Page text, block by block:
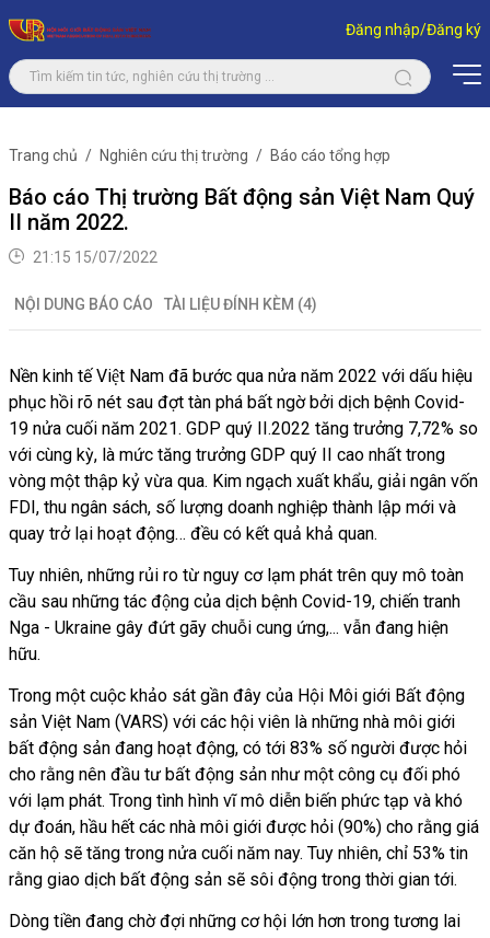
Đăng nhập/Đăng ký
Trang chủ Nghiên cứu thị trường Báo cáo tổng hợp
Báo cáo Thị trường Bất động sản Việt Nam Quý
II năm 2022.
21:15 15/07/2022
NỘI DUNG BÁO CÁO TÀI LIỆU ĐÍNH KÈM (4)
Nền kinh tế Việt Nam đã bước qua nửa năm 2022 với dấu hiệu
phục hồi rõ nét sau đợt tàn phá bất ngờ bởi dịch bệnh Covid-
19 nửa cuối năm 2021. GDP quý II.2022 tăng trưởng 7,72% so
với cùng kỳ, là mức tăng trưởng GDP quý II cao nhất trong
vòng một thập kỷ vừa qua. Kim ngạch xuất khẩu, giải ngân vốn
FDI, thu ngân sách, số lượng doanh nghiệp thành lập mới và
quay trở lại hoạt động… đều có kết quả khả quan.
Tuy nhiên, những rủi ro từ nguy cơ lạm phát trên quy mô toàn
cầu sau những tác động của dịch bệnh Covid-19, chiến tranh
Nga - Ukraine gây đứt gãy chuỗi cung ứng,... vẫn đang hiện
hữu.
Trong một cuộc khảo sát gần đây của Hội Môi giới Bất động
sản Việt Nam (VARS) với các hội viên là những nhà môi giới
bất động sản đang hoạt động, có tới 83% số người được hỏi
cho rằng nên đầu tư bất động sản như một công cụ đối phó
với lạm phát. Trong tình hình vĩ mô diễn biến phức tạp và khó
dự đoán, hầu hết các nhà môi giới được hỏi (90%) cho rằng giá
căn hộ sẽ tăng trong nửa cuối năm nay. Tuy nhiên, chỉ 53% tin
rằng giao dịch bất động sản sẽ sôi động trong thời gian tới.
Dòng tiền đang chờ đợi những cơ hội lớn hơn trong tương lai